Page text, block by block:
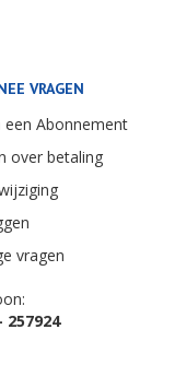
VRAGEN
een Abonnement
over betaling
vragen
257924